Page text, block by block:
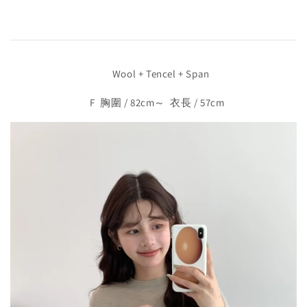
Wool + Tencel + Span
F 胸圍 / 82cm～ 衣長 / 57cm